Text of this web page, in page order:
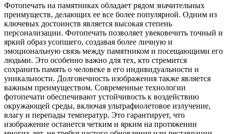
Фотопечать на памятниках обладает рядом значительных
преимуществ, делающих ее все более популярной. Одним из
ключевых достоинств является высокая степень
персонализации. Фотопечать позволяет увековечить точный и
яркий образ усопшего, создавая более личную и
эмоциональную связь между памятником и посещающими его
людьми. Это особенно важно для тех, кто стремится
сохранить память о человеке в его индивидуальности и
уникальности. Долговечность изображения также является
важным преимуществом. Современные технологии
фотопечати обеспечивают устойчивость к воздействию
окружающей среды, включая ультрафиолетовое излучение,
влагу и перепады температур. Это гарантирует, что
изображение останется четким и ярким на протяжении